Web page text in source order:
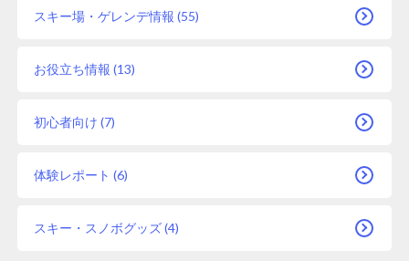
スキー場・ゲレンデ情報 (55)
お役立ち情報 (13)
初心者向け (7)
体験レポート (6)
スキー・スノボグッズ (4)